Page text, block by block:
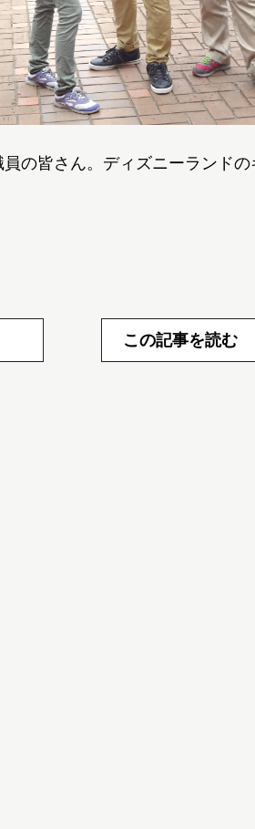
の皆さん。ディズニーランド
この記事を読む